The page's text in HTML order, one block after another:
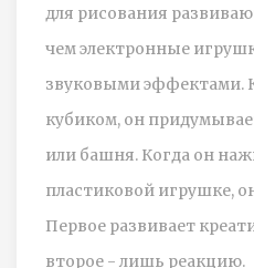
для рисования
чем электронные
звуковыми эффектами.
кубиком, он
или башня. Когда он
пластиковой игрушке,
Первое развивает
второе - лишь реакцию.